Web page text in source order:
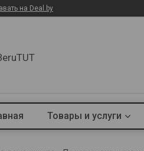
на Deal.by
Товары и услуги